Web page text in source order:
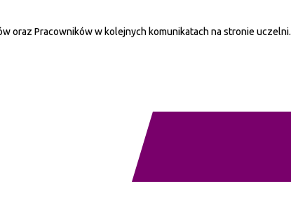
oraz Pracowników w kolejnych komunikatach na stronie uczelni.